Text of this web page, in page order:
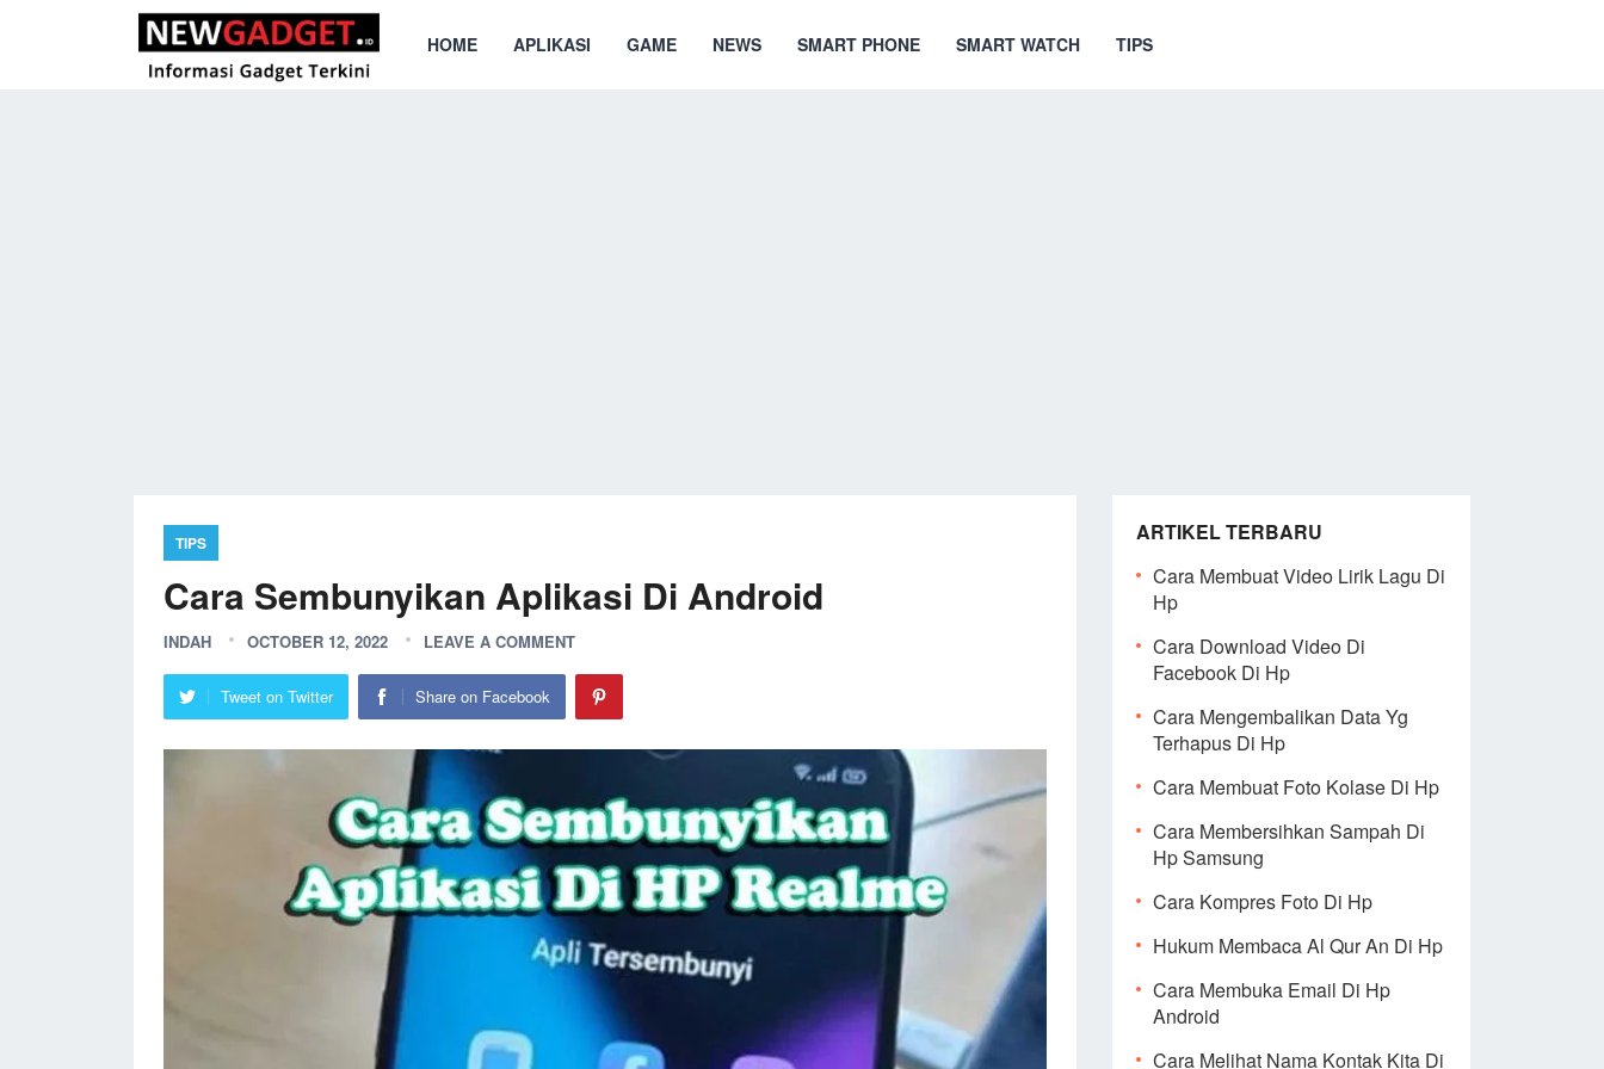
HOME APLIKASI GAME NEWS SMART PHONE SMART WATCH TIPS
TIPS
Cara Sembunyikan Aplikasi Di Android
INDAH OCTOBER 12, 2022 LEAVE A COMMENT
Tweet on Twitter Share on Facebook
ARTIKEL TERBARU
Cara Membuat Video Lirik Lagu Di
Hp
Cara Download Video Di
Facebook Di Hp
Cara Mengembalikan Data Yg
Terhapus Di Hp
Cara Membuat Foto Kolase Di Hp
Cara Membersihkan Sampah Di
Hp Samsung
Cara Kompres Foto Di Hp
Hukum Membaca Al Qur An Di Hp
Cara Membuka Email Di Hp
Android
Cara Melihat Nama Kontak Kita Di